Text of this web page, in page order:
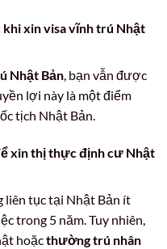
khi xinvisa vĩnh trú Nhật
Nhật Bản, bạn vẫn được
lợi này là một điểm
tịch Nhật Bản.
xinthị thực định cư Nhật
liên tục tại Nhật Bản ít
trong 5 năm. Tuy nhiên,
hoặcthường trú nhân